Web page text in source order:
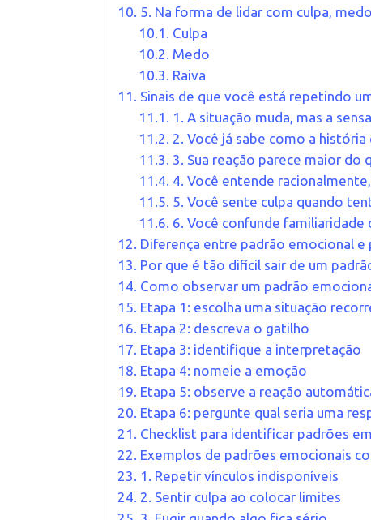
10. 5. Na forma de lidar com culpa,
10.1. Culpa
10.2. Medo
10.3. Raiva
11. Sinais de que você está repetindo
11.1. 1. A situação muda, mas a
11.2. 2. Você já sabe como a
11.3. 3. Sua reação parece maior do
11.4. 4. Você entende
11.5. 5. Você sente culpa quando
11.6. 6. Você confunde familiaridade
12. Diferença entre padrão emocional e
13. Por que é tão difícil sair de um
14. Como observar um padrão
15. Etapa 1: escolha uma situação
16. Etapa 2: descreva o gatilho
17. Etapa 3: identifique a interpretação
18. Etapa 4: nomeie a emoção
19. Etapa 5: observe a reação
20. Etapa 6: pergunte qual seria uma
21. Checklist para identificar padrões
22. Exemplos de padrões emocionais
23. 1. Repetir vínculos indisponíveis
24. 2. Sentir culpa ao colocar limites